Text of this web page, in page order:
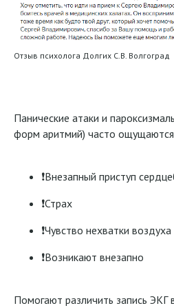
Отзыв психолога Долгих С.В. Волгоград
Панические атаки и
форм аритмий) часто
❗️Внезапный приступ
❗️Страх
❗️Чувство нехватки воздуха
❗️Возникают внезапно
Помогают различить запись ЭКГ